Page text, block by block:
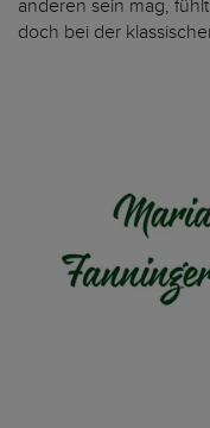
anderen sein mag,
doch bei der